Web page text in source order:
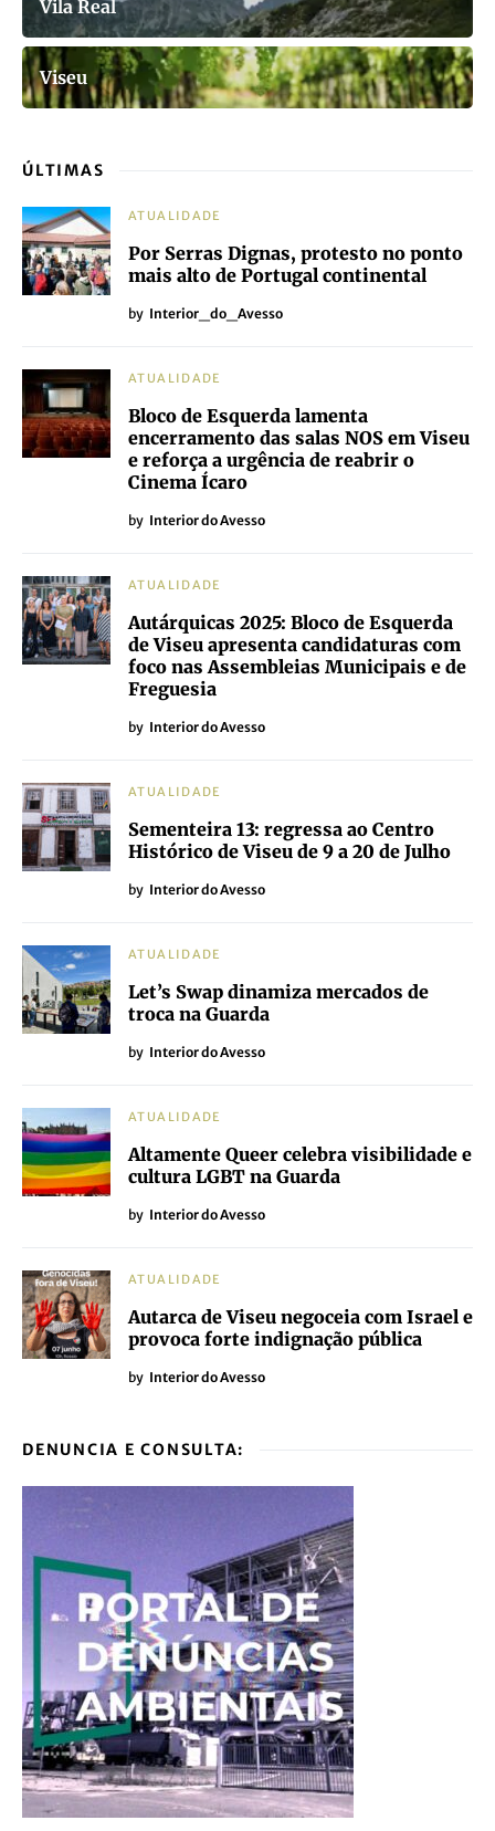
Vila Real
Viseu
ÚLTIMAS
ATUALIDADE
Por Serras Dignas, protesto no ponto
mais alto de Portugal continental
by Interior_do_Avesso
ATUALIDADE
Bloco de Esquerda lamenta
encerramento das salas NOS em Viseu
e reforça a urgência de reabrir o
Cinema Ícaro
by Interior do Avesso
ATUALIDADE
Autárquicas 2025: Bloco de Esquerda
de Viseu apresenta candidaturas com
foco nas Assembleias Municipais e de
Freguesia
by Interior do Avesso
ATUALIDADE
Sementeira 13: regressa ao Centro
Histórico de Viseu de 9 a 20 de Julho
by Interior do Avesso
ATUALIDADE
Let’s Swap dinamiza mercados de
troca na Guarda
by Interior do Avesso
ATUALIDADE
Altamente Queer celebra visibilidade e
cultura LGBT na Guarda
by Interior do Avesso
ATUALIDADE
Autarca de Viseu negoceia com Israel e
provoca forte indignação pública
by Interior do Avesso
DENUNCIA E CONSULTA: